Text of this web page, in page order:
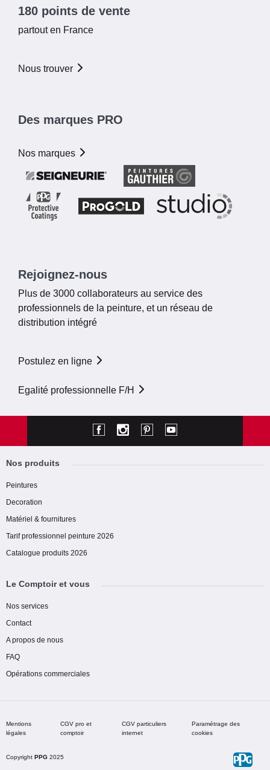
180 points de vente
partout en France
Nous trouver
Des marques PRO
Nos marques
Rejoignez-nous
Plus de 3000 collaborateurs au service des
professionnels de la peinture, et un réseau de
distribution intégré
Postulez en ligne
Egalité professionnelle F/H
Nos produits
Peintures
Decoration
Matériel & fournitures
Tarif professionnel peinture 2026
Catalogue produits 2026
Le Comptoir et vous
Nos services
Contact
A propos de nous
FAQ
Opérations commerciales
Mentions
légales
CGV pro et
comptoir
CGV particuliers
internet
Paramétrage des
cookies
Copyright PPG 2025